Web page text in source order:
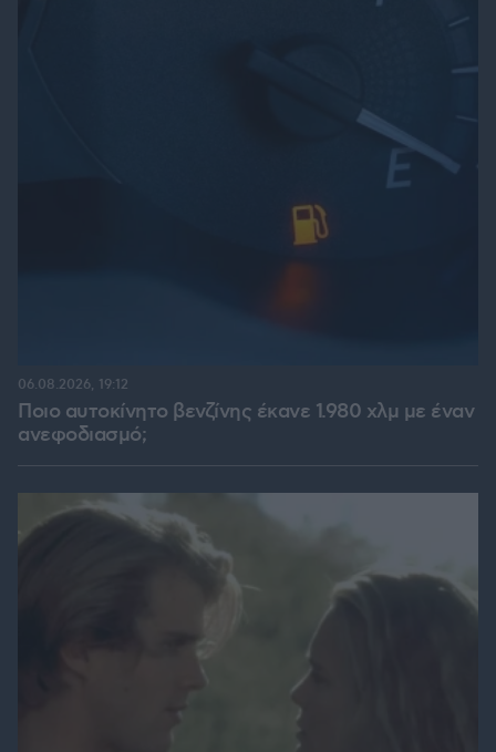
Ποιο αυτοκίνητο βενζίνης έκανε 1.980 χλμ με έναν
ανεφοδιασμό;
06.08.2026, 19:12